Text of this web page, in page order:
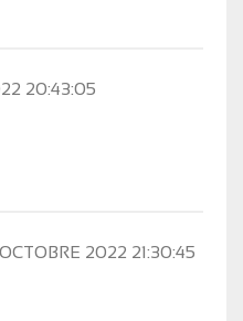
20:43:05
2022 21:30:45